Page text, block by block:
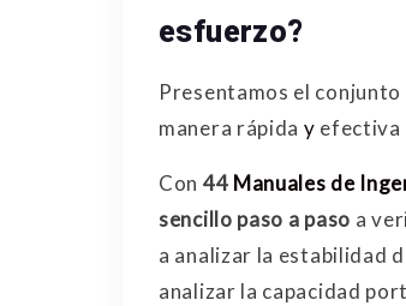
esfuerzo?
Presentamos el
manera rápida y efectiva
Con 44 Manuales de
sencillo paso a paso a
a analizar la estabilidad
analizar la capacidad